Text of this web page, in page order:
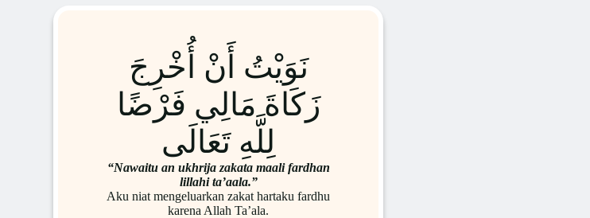
نَوَيْتُ أَنْ أُخْرِجَ
زَكَاةَ مَالِي فَرْضًا
لِلَّهِ تَعَالَى
“Nawaitu an ukhrija zakata maali fardhan
lillahi ta’aala.”
Aku niat mengeluarkan zakat hartaku fardhu
karena Allah Ta’ala.